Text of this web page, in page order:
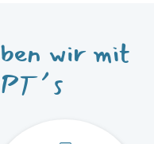
wir mit